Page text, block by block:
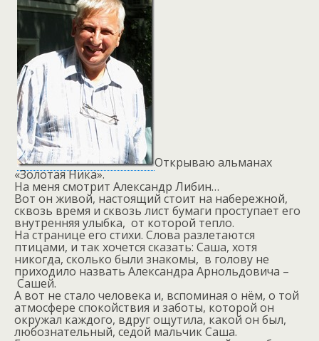
Открываю альманах
«Золотая Ника».
На меня смотрит Александр Либин…
Вот он живой, настоящий стоит на набережной,
сквозь время и сквозь лист бумаги проступает его
внутренняя улыбка, от которой тепло.
На странице его стихи. Слова разлетаются
птицами, и так хочется сказать: Саша, хотя
никогда, сколько были знакомы, в голову не
приходило назвать Александра Арнольдовича –
Сашей.
А вот не стало человека и, вспоминая о нём, о той
атмосфере спокойствия и заботы, которой он
окружал каждого, вдруг ощутила, какой он был,
любознательный, седой мальчик Саша.